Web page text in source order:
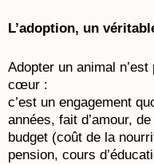
L’adoption, un
Adopter un animal
cœur :
c’est un engagement
années, fait d’amour,
budget (coût de la
pension, cours